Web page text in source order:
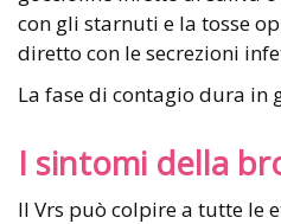
con gli starnuti e la tosse
diretto con le secrezioni
La fase di contagio dura in
I sintomi della
Il Vrs può colpire a tutte le